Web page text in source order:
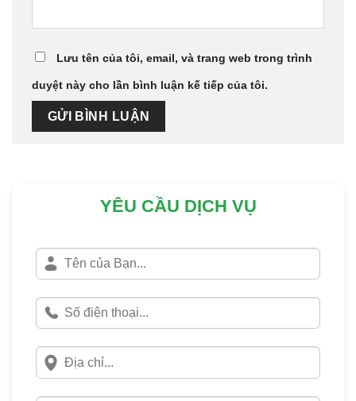
Lưu tên của tôi, email, và trang web trong trình
duyệt này cho lần bình luận kế tiếp của tôi.
YÊU CẦU DỊCH VỤ